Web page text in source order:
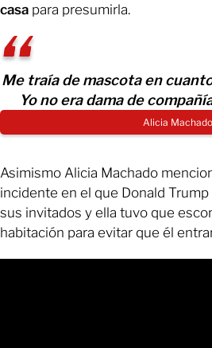
casa para presumirla.
Me traía de mascota en
Yo no era dama de
Alicia Machado
Asimismo Alicia Machado
incidente en el que Donald
sus invitados y ella tuvo que
habitación para evitar que él